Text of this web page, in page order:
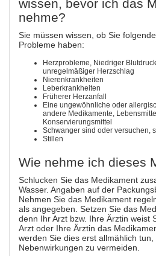
wissen, bevor ich das
nehme?
Sie müssen wissen, ob Sie
Probleme haben:
Herzprobleme, Niedriger
unregelmäßiger Herzschlag
Nierenkrankheiten
Leberkrankheiten
Früherer Herzanfall
Eine ungewöhnliche oder
andere Medikamente,
Konservierungsmittel
Schwanger sind oder versuchen,
Stillen
Wie nehme ich dieses
Schlucken Sie das Medikament
Wasser. Angaben auf der
Nehmen Sie das Medikament
als angegeben. Setzen Sie das
denn Ihr Arzt bzw. Ihre Ärztin weist
Arzt oder Ihre Ärztin das
werden Sie dies erst allmählich
Nebenwirkungen zu vermeiden.